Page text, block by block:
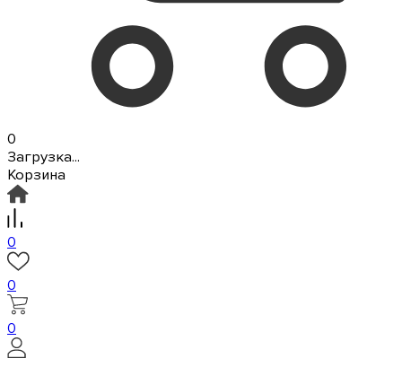
0
Загрузка...
Корзина
0
0
0